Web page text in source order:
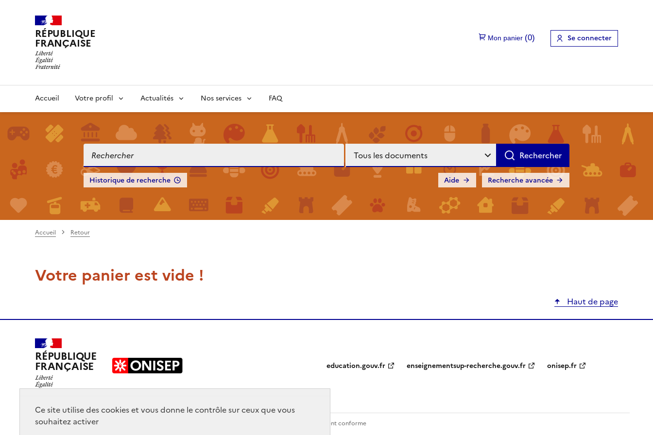
Ce site utilise des cookies et vous donne le contrôle sur ceux que vous
souhaitez activer
RÉPUBLIQUE
FRANÇAISE Se connecter
Accueil Votre profil Actualités Nos services FAQ
Historique de recherche Recherche avancée
Aide
Accueil Retour
Votre panier est vide !
Haut de page
RÉPUBLIQUE
FRANÇAISE education.gouv.fr enseignementsup-recherche.gouv.fr onisep.fr
Mentions légales Données personnelles Accessibilité : partiellement conforme